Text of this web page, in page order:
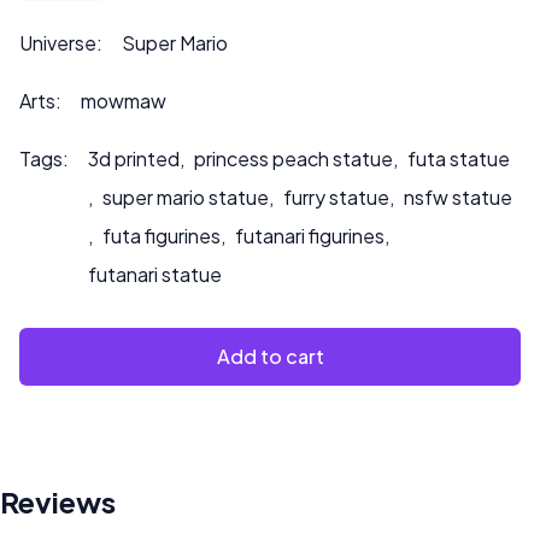
*** para cualquier consulta de personalización o si desea
que pintemos el producto.
Universe: Super Mario
Arts: mowmaw
Tags: 3d printed, princess peach statue, futa statue
, super mario statue, furry statue, nsfw statue
, futa figurines, futanari figurines,
futanari statue
Add to cart
Reviews